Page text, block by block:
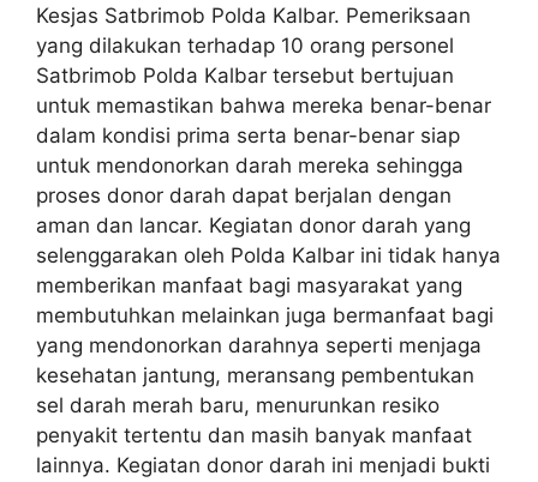
Kesjas Satbrimob Polda Kalbar. Pemeriksaan
yang dilakukan terhadap 10 orang personel
Satbrimob Polda Kalbar tersebut bertujuan
untuk memastikan bahwa mereka benar-benar
dalam kondisi prima serta benar-benar siap
untuk mendonorkan darah mereka sehingga
proses donor darah dapat berjalan dengan
aman dan lancar. Kegiatan donor darah yang
selenggarakan oleh Polda Kalbar ini tidak hanya
memberikan manfaat bagi masyarakat yang
membutuhkan melainkan juga bermanfaat bagi
yang mendonorkan darahnya seperti menjaga
kesehatan jantung, meransang pembentukan
sel darah merah baru, menurunkan resiko
penyakit tertentu dan masih banyak manfaat
lainnya. Kegiatan donor darah ini menjadi bukti